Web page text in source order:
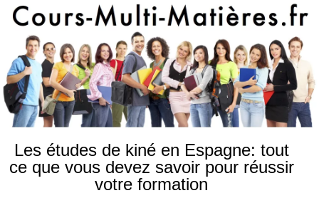
Les études de kiné en Espagne: tout
ce que vous devez savoir pour réussir
votre formation